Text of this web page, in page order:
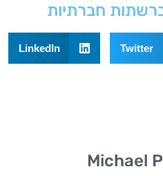
חברתיות
Twitter
LinkedIn
Michael